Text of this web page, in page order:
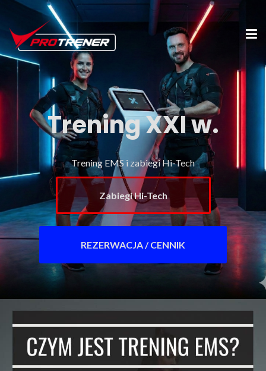
Trening XXI w.
Trening EMS i zabiegi Hi-Tech
Zabiegi Hi-Tech
REZERWACJA / CENNIK